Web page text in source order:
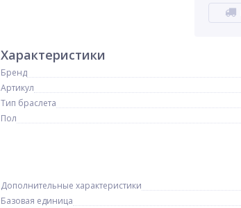
Характеристики
Бренд
Артикул
Тип браслета
Пол
Дополнительные характеристики
Базовая единица